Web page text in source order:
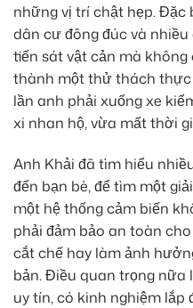
những vị trí chật hẹp. Đặc
dân cư đông đúc và
tiến sát vật cản mà
thành một thử thách thực
lần anh phải xuống xe
xi nhan hộ, vừa mất thời
Anh Khải đã tìm hiểu
đến bạn bè, để tìm một
một hệ thống cảm biến
phải đảm bảo an toàn
cắt chế hay làm ảnh
bản. Điều quan trọng
uy tín, có kinh nghiệm lắp